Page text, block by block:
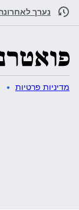
נערך לאחרונה לפני
מדיניות פרטיות